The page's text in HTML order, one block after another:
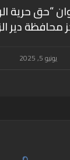
“حق حرية
محافظة دير
يونيو 5, 2025